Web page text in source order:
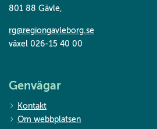
801 88 Gävle,
rg@regiongavleborg.se
växel 026-15 40 00
Genvägar
Kontakt
Om webbplatsen